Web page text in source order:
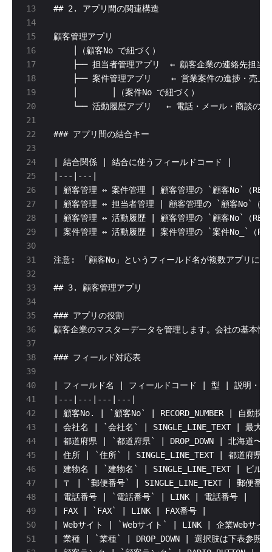
13
14
15
16
17
18
19
20
21
23
24
25
26
27
28
29
30
31
33
34
35
36
37
38
39
40
41
43
44
45
46
47
48
49
50
51